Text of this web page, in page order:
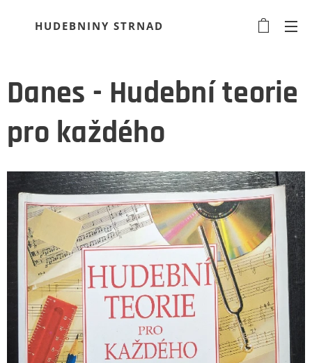
HUDEBNINY STRNAD
Danes - Hudební teorie
pro každého